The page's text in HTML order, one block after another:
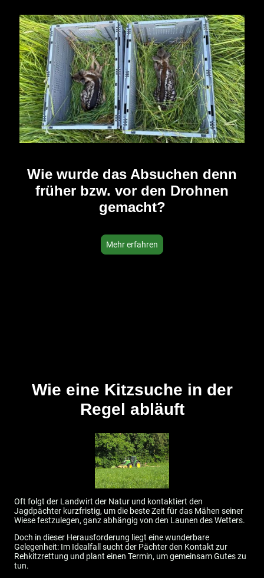
Wie wurde das Absuchen denn
früher bzw. vor den Drohnen
gemacht?
Mehr erfahren
Wie eine Kitzsuche in der
Regel abläuft
Oft folgt der Landwirt der Natur und kontaktiert den
Jagdpächter kurzfristig, um die beste Zeit für das Mähen seiner
Wiese festzulegen, ganz abhängig von den Launen des Wetters.
Doch in dieser Herausforderung liegt eine wunderbare
Gelegenheit: Im Idealfall sucht der Pächter den Kontakt zur
Rehkitzrettung und plant einen Termin, um gemeinsam Gutes zu
tun.